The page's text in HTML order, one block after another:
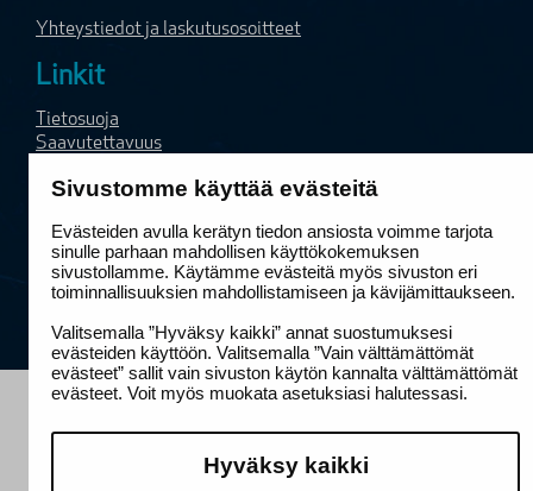
Sivustomme käyttää evästeitä
Evästeiden avulla kerätyn tiedon ansiosta voimme tarjota
sinulle parhaan mahdollisen käyttökokemuksen
sivustollamme. Käytämme evästeitä myös sivuston eri
toiminnallisuuksien mahdollistamiseen ja kävijämittaukseen.
Valitsemalla ”Hyväksy kaikki” annat suostumuksesi
evästeiden käyttöön. Valitsemalla ”Vain välttämättömät
evästeet” sallit vain sivuston käytön kannalta välttämättömät
evästeet. Voit myös muokata asetuksiasi halutessasi.
Hyväksy kaikki
Yhteystiedot ja laskutusosoitteet
Linkit
Tietosuoja
Saavutettavuus
Puhelujen hinnat